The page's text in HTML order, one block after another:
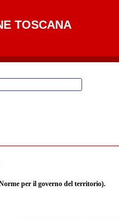
TOSCANA
per il governo del territorio).